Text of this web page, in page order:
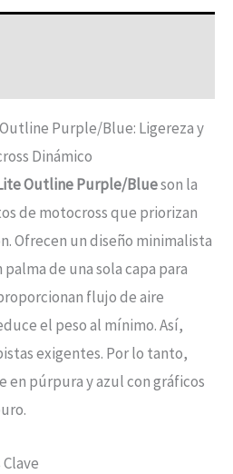
Purple/Blue: Ligereza y
Dinámico
Outline Purple/Blueson la
de motocross que priorizan
Ofrecen un diseño minimalista
de una sola capa para
flujo de aire
el peso al mínimo. Así,
exigentes. Por lo tanto,
en púrpura y azul con gráficos